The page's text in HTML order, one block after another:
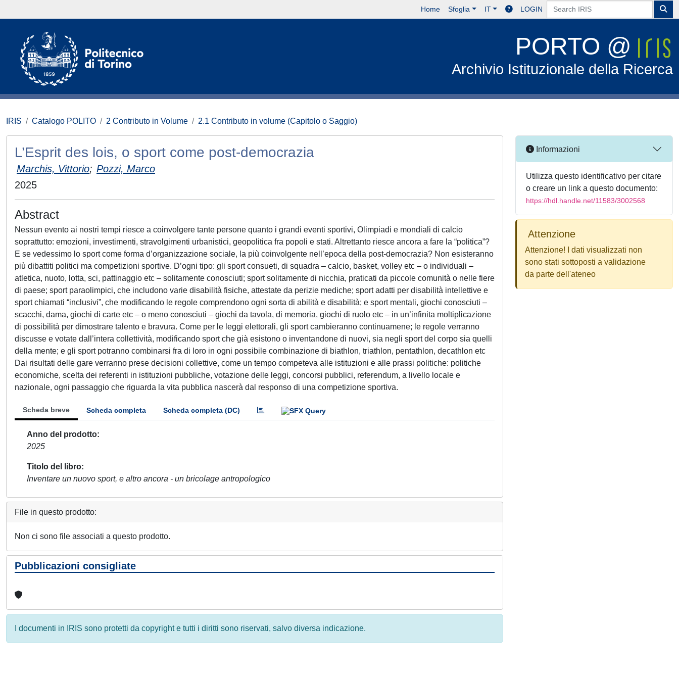
Home Sfoglia IT LOGIN
PORTO @
Archivio Istituzionale della Ricerca
IRIS Catalogo POLITO 2 Contributo in Volume 2.1 Contributo in volume (Capitolo o Saggio)
L’Esprit des lois, o sport come post-democrazia
Marchis, Vittorio; Pozzi, Marco
2025
Abstract
Nessun evento ai nostri tempi riesce a coinvolgere tante persone quanto i grandi eventi sportivi, Olimpiadi e mondiali di calcio
soprattutto: emozioni, investimenti, stravolgimenti urbanistici, geopolitica fra popoli e stati. Altrettanto riesce ancora a fare la “politica”?
E se vedessimo lo sport come forma d’organizzazione sociale, la più coinvolgente nell’epoca della post-democrazia? Non esisteranno
più dibattiti politici ma competizioni sportive. D’ogni tipo: gli sport consueti, di squadra ‒ calcio, basket, volley etc ‒ o individuali –
atletica, nuoto, lotta, sci, pattinaggio etc – solitamente conosciuti; sport solitamente di nicchia, praticati da piccole comunità o nelle fiere
di paese; sport paraolimpici, che includono varie disabilità fisiche, attestate da perizie mediche; sport adatti per disabilità intellettive e
sport chiamati “inclusivi”, che modificando le regole comprendono ogni sorta di abilità e disabilità; e sport mentali, giochi conosciuti –
scacchi, dama, giochi di carte etc – o meno conosciuti – giochi da tavola, di memoria, giochi di ruolo etc – in un’infinita moltiplicazione
di possibilità per dimostrare talento e bravura. Come per le leggi elettorali, gli sport cambieranno continuamene; le regole verranno
discusse e votate dall’intera collettività, modificando sport che già esistono o inventandone di nuovi, sia negli sport del corpo sia quelli
della mente; e gli sport potranno combinarsi fra di loro in ogni possibile combinazione di biathlon, triathlon, pentathlon, decathlon etc
Dai risultati delle gare verranno prese decisioni collettive, come un tempo competeva alle istituzioni e alle prassi politiche: politiche
economiche, scelta dei referenti in istituzioni pubbliche, votazione delle leggi, concorsi pubblici, referendum, a livello locale e
nazionale, ogni passaggio che riguarda la vita pubblica nascerà dal responso di una competizione sportiva.
Scheda breve Scheda completa Scheda completa (DC)
Anno del prodotto
2025
Titolo del libro
Inventare un nuovo sport, e altro ancora - un bricolage antropologico
File in questo prodotto:
Non ci sono file associati a questo prodotto.
Pubblicazioni consigliate
I documenti in IRIS sono protetti da copyright e tutti i diritti sono riservati, salvo diversa indicazione.
Informazioni
Utilizza questo identificativo per citare
o creare un link a questo documento:
https://hdl.handle.net/11583/3002568
Attenzione
Attenzione! I dati visualizzati non
sono stati sottoposti a validazione
da parte dell'ateneo